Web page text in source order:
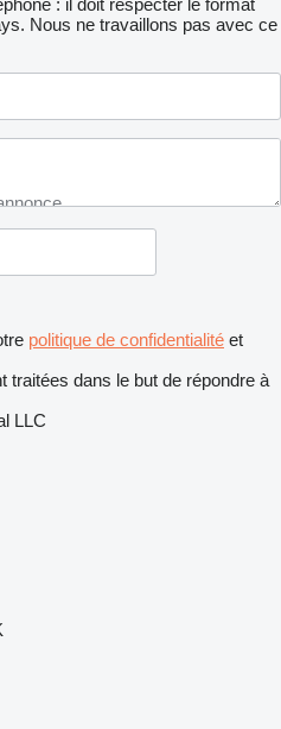
: il doit respecter le format
Nous ne travaillons pas avec ce
politique de confidentialité et
traitées dans le but de répondre à
LLC